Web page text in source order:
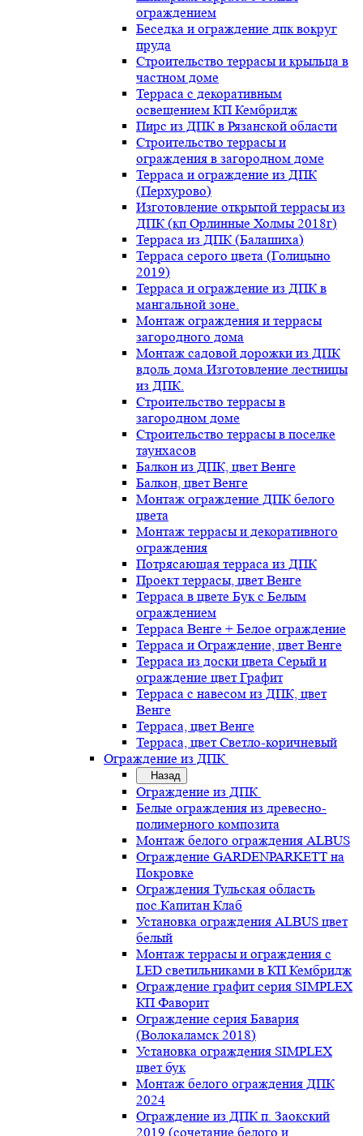
ограждением
Беседка и ограждение дпк вокруг
пруда
Строительство террасы и крыльца в
частном доме
Терраса с декоративным
освещением КП Кембридж
Пирс из ДПК в Рязанской области
Строительство террасы и
ограждения в загородном доме
Терраса и ограждение из ДПК
(Перхурово)
Изготовление открытой террасы из
ДПК (кп Орлинные Холмы 2018г)
Терраса из ДПК (Балашиха)
Терраса серого цвета (Голицыно
2019)
Терраса и ограждение из ДПК в
мангальной зоне.
Монтаж ограждения и террасы
загородного дома
Монтаж садовой дорожки из ДПК
вдоль дома.Изготовление лестницы
из ДПК.
Строительство террасы в
загородном доме
Строительство террасы в поселке
таунхасов
Балкон из ДПК, цвет Венге
Балкон, цвет Венге
Монтаж ограждение ДПК белого
цвета
Монтаж террасы и декоративного
ограждения
Потрясающая терраса из ДПК
Проект террасы, цвет Венге
Терраса в цвете Бук с Белым
ограждением
Терраса Венге + Белое ограждение
Терраса и Ограждение, цвет Венге
Терраса из доски цвета Серый и
ограждение цвет Графит
Терраса с навесом из ДПК, цвет
Венге
Терраса, цвет Венге
Терраса, цвет Светло-коричневый
Ограждение из ДПК
Назад
Ограждение из ДПК
Белые ограждения из древесно-
полимерного композита
Монтаж белого ограждения ALBUS
Ограждение GARDENPARKETT на
Покровке
Ограждения Тульская область
пос.Капитан Клаб
Установка ограждения ALBUS цвет
белый
Монтаж террасы и ограждения с
LED светильниками в КП Кембридж
Ограждение графит серия SIMPLEX
КП Фаворит
Ограждение серия Бавария
(Волокаламск 2018)
Установка ограждения SIMPLEX
цвет бук
Монтаж белого ограждения ДПК
2024
Ограждение из ДПК п. Заокский
2019 (сочетание белого и